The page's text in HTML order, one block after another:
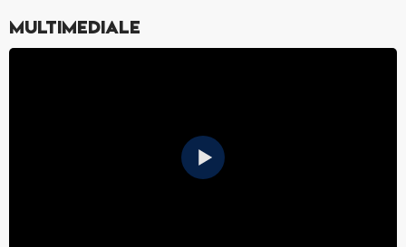
Multimediale